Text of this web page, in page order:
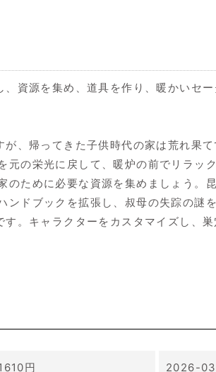
源を集め、道具を作り、暖かいセ
帰ってきた子供時代の家は荒れ果
の栄光に戻して、暖炉の前でリラッ
ために必要な資源を集めましょう。
ドブックを拡張し、叔母の失踪の謎
キャラクターをカスタマイズし、
円 2026-